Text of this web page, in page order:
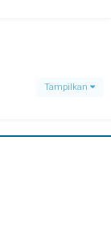
Tampilkan